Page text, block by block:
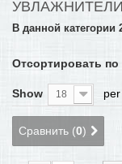
САМОКАТЫ
В данной категории
Отсортировать по
Show 18
Сравнить (0)